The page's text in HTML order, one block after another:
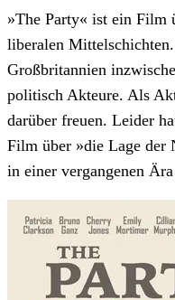
»The Party« ist ein Film
liberalen
Großbritannien
politisch Akteure. Als
darüber freuen. Leider
Film über »die Lage der
in einer vergangenen